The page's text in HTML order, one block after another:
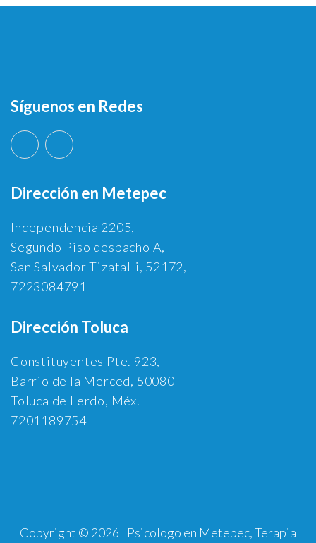
Síguenos en Redes
Dirección en Metepec
Independencia 2205,
Segundo Piso despacho A,
San Salvador Tizatalli, 52172,
7223084791
Dirección Toluca
Constituyentes Pte. 923,
Barrio de la Merced, 50080
Toluca de Lerdo, Méx.
7201189754
Copyright © 2026 | Psicologo en Metepec, Terapia